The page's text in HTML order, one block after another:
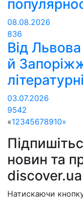
08.08.2026
836
Від
й
03.07.2026
9542
«12345678910»
новин та
discover.ua
Натискаючи